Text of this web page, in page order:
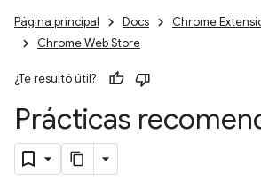
Página principal Docs
Chrome
Chrome Web Store
¿Te resultó útil?
Prácticas